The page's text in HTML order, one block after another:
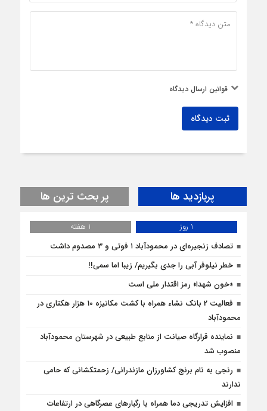
قوانین ارسال دیدگاه
ثبت دیدگاه
پربازدید ها پر بحث ترین ها
1 روز
1 هفته
تصادف زنجیره‌ای در محمودآباد ۱ فوتی و ۳ مصدوم داشت
خطر نیلوفر آبی را جدی بگیریم/ زیبا اما سمی!!
«خون شهدا» رمز اقتدار ملی است
فعالیت 2 بانک نشاء همراه با کشت مکانیزه 10 هزار هکتاری در
محمودآباد
نماینده قرارگاه صیانت از منابع طبیعی در شهرستان محمودآباد
منصوب شد
رنجی به نام برنج کشاورزان مازندرانی/ زحمتکشانی که حامی
ندارند
افزایش تدریجی دما همراه با رگبارهای عصرگاهی در ارتفاعات